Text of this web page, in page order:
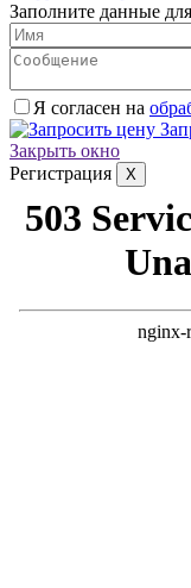
Заполните данные
Я согласен на
Закрыть окно
Регистрация
X